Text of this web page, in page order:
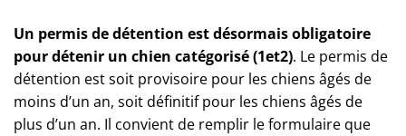
Un permis de détention est désormais obligatoire
pour détenir un chien catégorisé (1et2). Le permis de
détention est soit provisoire pour les chiens âgés de
moins d’un an, soit définitif pour les chiens âgés de
plus d’un an. Il convient de remplir le formulaire que